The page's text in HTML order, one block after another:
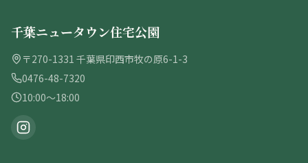
千葉ニュータウン住宅公園
〒270-1331 千葉県印西市牧の原6-1-3
0476-48-7320
10:00〜18:00